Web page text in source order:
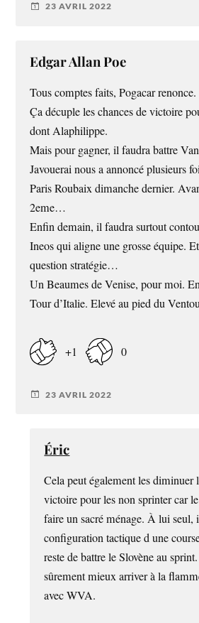
23 AVRIL 2022
Edgar Allan Poe
Tous comptes faits, Pogacar renonce.
Ça décuple les chances de victoire
dont Alaphilippe.
Mais pour gagner, il faudra battre
Javouerai nous a annoncé plusieurs
Paris Roubaix dimanche dernier.
2eme…
Enfin demain, il faudra surtout
Ineos qui aligne une grosse équipe.
question stratégie…
Un Beaumes de Venise, pour moi.
Tour d’Italie. Elevé au pied du
+1 0
23 AVRIL 2022
Éric
Cela peut également les diminuer
victoire pour les non sprinter car
faire un sacré ménage. À lui
configuration tactique d une
reste de battre le Slovène au
sûrement mieux arriver à la
avec WVA.